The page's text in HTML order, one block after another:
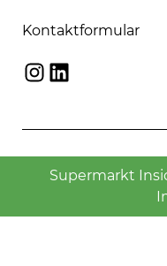
Kontaktformular
Instagram
LinkedIn
Supermarkt